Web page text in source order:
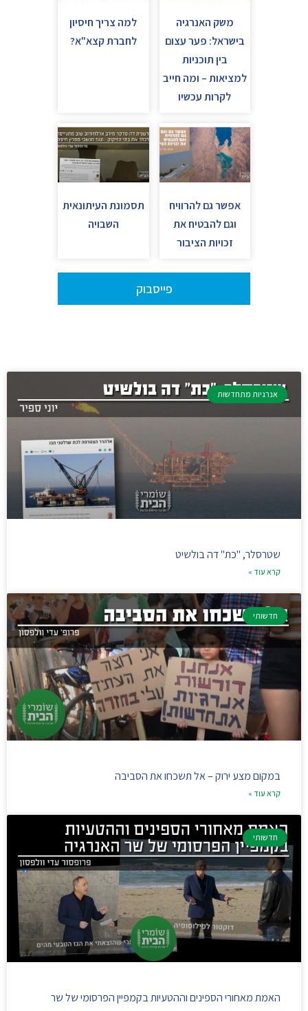
משק האנרגיה
בישראל: פער עצום
בין תוכניות
למציאות – ומה חייב
לקרות עכשיו
למה צריך חיסיון
לחברת קצא"א?
אפשר גם להרוויח
וגם להבטיח את
זכויות הציבור
תסמונת העיתונאית
השבויה
פייסבוק
אנרגיות מתחדשות
שטרסלר, "כת" דה בולשיט
קרא עוד »
חדשותי
במקום מצע ירוק – אל תשכחו את הסביבה
קרא עוד »
חדשותי
האמת מאחורי הספינים וההטעיות בקמפיין הפרסומי של שר